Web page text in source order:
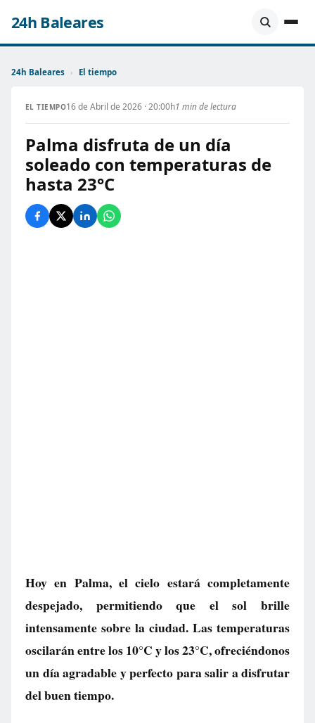
24h Baleares
24h Baleares › El tiempo
EL TIEMPO16 de Abril de 2026 · 20:00h1 min de lectura
Palma disfruta de un día
soleado con temperaturas de
hasta 23°C
Hoy en Palma, el cielo estará completamente
despejado, permitiendo que el sol brille
intensamente sobre la ciudad. Las temperaturas
oscilarán entre los 10°C y los 23°C, ofreciéndonos
un día agradable y perfecto para salir a disfrutar
del buen tiempo.